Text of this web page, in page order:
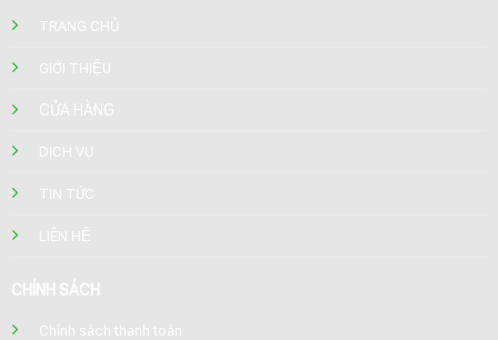
TRANG CHỦ
GIỚI THIỆU
CỬA HÀNG
DỊCH VỤ
TIN TỨC
LIÊN HỆ
CHÍNH SÁCH
Chính sách thanh toán